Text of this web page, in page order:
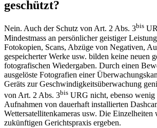
geschützt?
Nein. Auch der Schutz von Art. 2 Abs. 3bis
Mindestmass an persönlicher geistiger
Fotokopien, Scans, Abzüge von Negativen,
gespeicherter Werke usw. bilden keine neuen
fotografischen Wiedergaben. Durch einen
ausgelöste Fotografien einer
Geräts zur Geschwindigkeitsüberwachung
von Art. 2 Abs. 3bis URG nicht, ebenso wenig
Aufnahmen von dauerhaft installierten
Wettersatellitenkameras usw. Die Einzelheiten
zukünftigen Gerichtspraxis ergeben.